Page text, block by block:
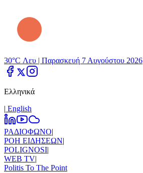
30°C Λευ | Παρασκευή 7 Αυγούστου 2026
Ελληνικά
| Εnglish
ΡΑΔΙΟΦΩΝΟ|
ΡΟΗ ΕΙΔΗΣΕΩΝ|
POLIGNOSI|
WEB TV|
Politis To The Point